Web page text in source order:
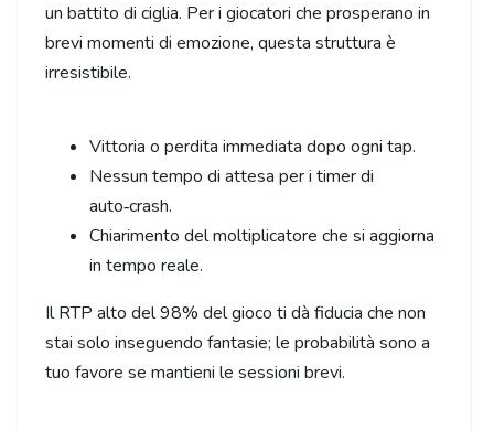
un battito di ciglia. Per i giocatori che prosperano in
brevi momenti di emozione, questa struttura è
irresistibile.
Vittoria o perdita immediata dopo ogni tap.
Nessun tempo di attesa per i timer di
auto‑crash.
Chiarimento del moltiplicatore che si aggiorna
in tempo reale.
Il RTP alto del 98% del gioco ti dà fiducia che non
stai solo inseguendo fantasie; le probabilità sono a
tuo favore se mantieni le sessioni brevi.